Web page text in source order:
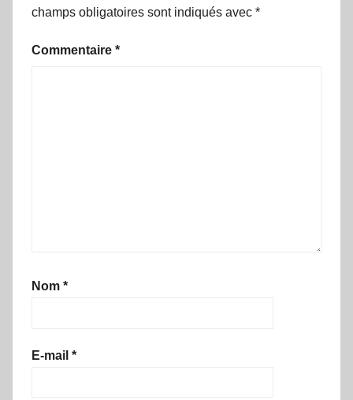
champs obligatoires sont indiqués avec *
Commentaire *
Nom *
E-mail *